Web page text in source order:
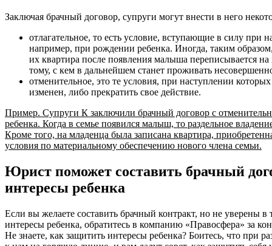
Заключая брачный договор, супруги могут внести в него
отлагательное, то есть условие, вступающие в силу при
например, при рождении ребенка. Иногда, таким
их квартира после появления малыша переписывается на
тому, с кем в дальнейшем станет проживать
отменительное, это те условия, при наступлении
изменен, либо прекратить свое действие.
Пример. Супруги К заключили брачный договор с
ребенка. Когда в семье появился малыш, то раздельное
Кроме того, на младенца была записана квартира,
условия по материальному обеспечению нового члена семьи.
Юрист поможет составить брачный
интересы ребенка
Если вы желаете составить брачный контракт, но не уверены
интересы ребенка, обратитесь в компанию «Правосфера» за
Не знаете, как защитить интересы ребенка? Боитесь, что при